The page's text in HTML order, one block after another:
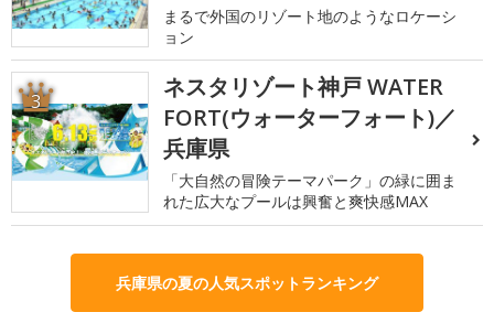
まるで外国のリゾート地のようなロケーシ
ョン
3
ネスタリゾート神戸 WATER
FORT(ウォーターフォート)／
兵庫県
「大自然の冒険テーマパーク」の緑に囲ま
れた広大なプールは興奮と爽快感MAX
兵庫県の夏の人気スポットランキング